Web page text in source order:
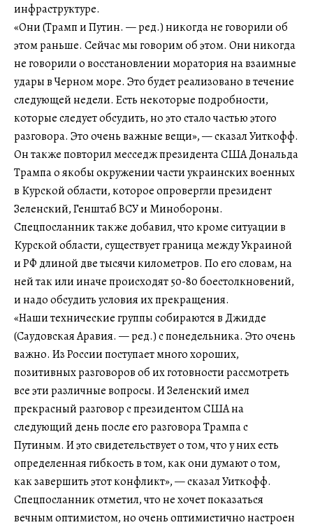
инфраструктуре.
«Они (Трамп и Путин. — ред.) никогда не говорили об
этом раньше. Сейчас мы говорим об этом. Они никогда
не говорили о восстановлении моратория на взаимные
удары в Черном море. Это будет реализовано в течение
следующей недели. Есть некоторые подробности,
которые следует обсудить, но это стало частью этого
разговора. Это очень важные вещи», — сказал Уиткофф.
Он также повторил месседж президента США Дональда
Трампа о якобы окружении части украинских военных
в Курской области, которое опровергли президент
Зеленский, Генштаб ВСУ и Минобороны.
Спецпосланник также добавил, что кроме ситуации в
Курской области, существует граница между Украиной
и РФ длиной две тысячи километров. По его словам, на
ней так или иначе происходят 50-80 боестолкновений,
и надо обсудить условия их прекращения.
«Наши технические группы собираются в Джидде
(Саудовская Аравия. — ред.) с понедельника. Это очень
важно. Из России поступает много хороших,
позитивных разговоров об их готовности рассмотреть
все эти различные вопросы. И Зеленский имел
прекрасный разговор с президентом США на
следующий день после его разговора Трампа с
Путиным. И это свидетельствует о том, что у них есть
определенная гибкость в том, как они думают о том,
как завершить этот конфликт», — сказал Уиткофф.
Спецпосланник отметил, что не хочет показаться
вечным оптимистом, но очень оптимистично настроен